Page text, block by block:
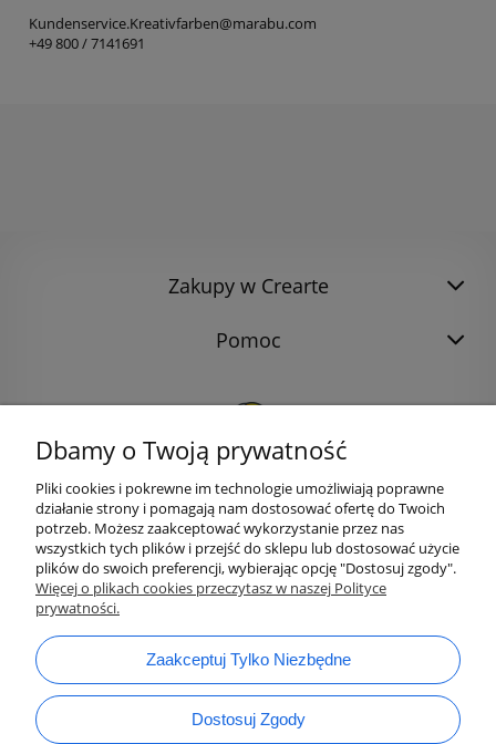
Kundenservice.Kreativfarben@marabu.com
+49 800 / 7141691
Zakupy w Crearte
Pomoc
email:bok@ArtykulyDlaPlastykow.pl
Dbamy o Twoją prywatność
Pliki cookies i pokrewne im technologie umożliwiają poprawne
działanie strony i pomagają nam dostosować ofertę do Twoich
potrzeb. Możesz zaakceptować wykorzystanie przez nas
wszystkich tych plików i przejść do sklepu lub dostosować użycie
plików do swoich preferencji, wybierając opcję "Dostosuj zgody".
Więcej o plikach cookies przeczytasz w naszej Polityce
prywatności.
Zaakceptuj Tylko Niezbędne
Dostosuj Zgody